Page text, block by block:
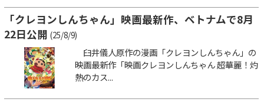
「クレヨンしんちゃん」映画最新作、ベトナムで8月
22日公開 (25/8/9)
臼井儀人原作の漫画「クレヨンしんちゃん」の
映画最新作「映画クレヨンしんちゃん 超華麗！灼
熱のカス...